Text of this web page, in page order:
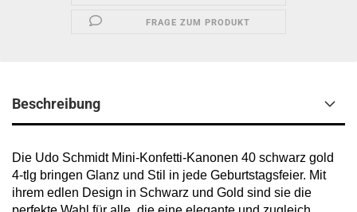
FRAGE ZUM PRODUKT
Beschreibung
Die Udo Schmidt Mini-Konfetti-Kanonen 40 schwarz gold
4-tlg bringen Glanz und Stil in jede Geburtstagsfeier. Mit
ihrem edlen Design in Schwarz und Gold sind sie die